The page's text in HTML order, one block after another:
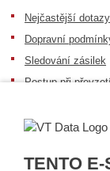
TENTO
Nejčastější dotazy
Dopravní
Sledování zásilek
Postup při
Obecné informace